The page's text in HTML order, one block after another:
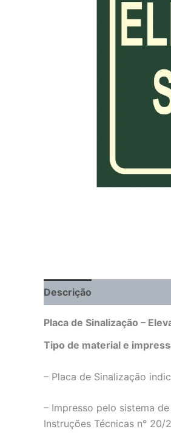
Descrição
Placa de Sinalização –
Tipo de material e
– Placa de Sinalização
– Impresso pelo sistema
Instruções Técnicas n°